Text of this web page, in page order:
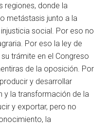
regiones, donde la
metástasis junto a la
social. Por eso no
Por eso la ley de
trámite en el Congreso
de la oposición. Por
y desarrollar
y la transformación de la
y exportar, pero no
la